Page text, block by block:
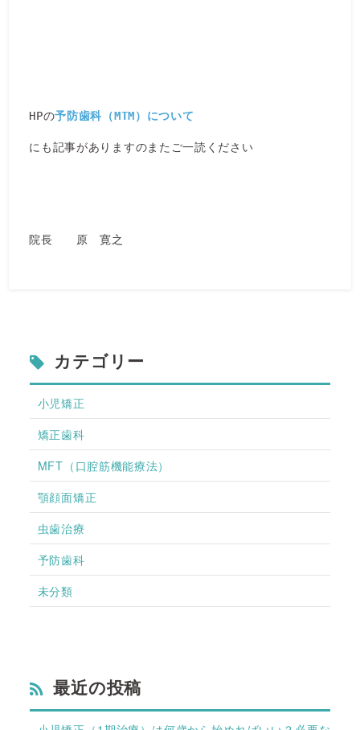
HPの予防歯科（MTM）について
にも記事がありますのまたご一読ください
院長 原 寛之
カテゴリー
小児矯正
矯正歯科
MFT（口腔筋機能療法）
顎顔面矯正
虫歯治療
予防歯科
未分類
最近の投稿